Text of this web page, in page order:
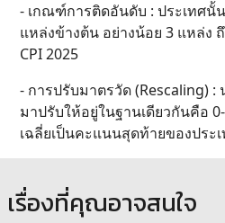
- เกณฑ์การติดอันดับ : ประเทศนั้
แหล่งข้างต้น อย่างน้อย 3 แหล่ง
CPI 2025
- การปรับมาตรวัด (Rescaling)
มาปรับให้อยู่ในฐานเดียวกันคือ
เฉลี่ยเป็นคะแนนสุดท้ายของประ
เรื่องที่คุณอาจสนใจ